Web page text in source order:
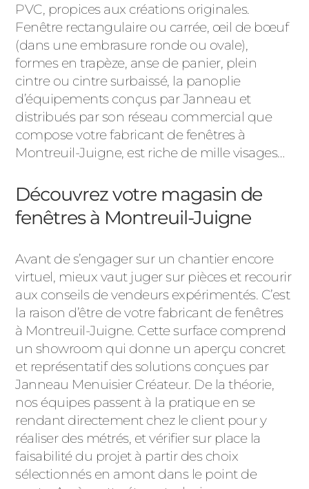
PVC, propices aux créations originales.
Fenêtre rectangulaire ou carrée, œil de bœuf
(dans une embrasure ronde ou ovale),
formes en trapèze, anse de panier, plein
cintre ou cintre surbaissé, la panoplie
d’équipements conçus par Janneau et
distribués par son réseau commercial que
compose votre fabricant de fenêtres à
Montreuil-Juigne, est riche de mille visages…
Découvrez votre magasin de
fenêtres à Montreuil-Juigne
Avant de s’engager sur un chantier encore
virtuel, mieux vaut juger sur pièces et recourir
aux conseils de vendeurs expérimentés. C’est
la raison d’être de votre fabricant de fenêtres
à Montreuil-Juigne. Cette surface comprend
un showroom qui donne un aperçu concret
et représentatif des solutions conçues par
Janneau Menuisier Créateur. De la théorie,
nos équipes passent à la pratique en se
rendant directement chez le client pour y
réaliser des métrés, et vérifier sur place la
faisabilité du projet à partir des choix
sélectionnés en amont dans le point de